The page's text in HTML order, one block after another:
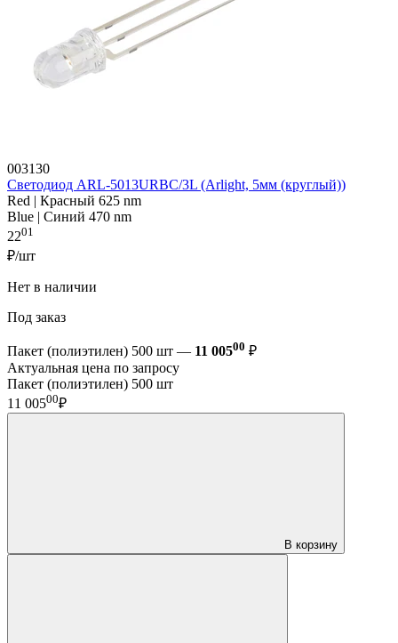
003130
Светодиод ARL-5013URBC/3L (Arlight, 5мм (круглый))
Red | Красный 625 nm
Blue | Синий 470 nm
2201
₽/шт
Нет в наличии
Под заказ
Пакет (полиэтилен) 500 шт — 11 00500 ₽
Актуальная цена по запросу
Пакет (полиэтилен) 500 шт
11 00500₽
В корзину